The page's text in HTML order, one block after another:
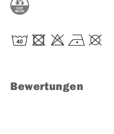
Bewertungen